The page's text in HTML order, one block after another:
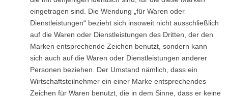
eingetragen sind. Die Wendung „für Waren oder
Dienstleistungen“ bezieht sich insoweit nicht ausschließlich
auf die Waren oder Dienstleistungen des Dritten, der den
Marken entsprechende Zeichen benutzt, sondern kann
sich auch auf die Waren oder Dienstleistungen anderer
Personen beziehen. Der Umstand nämlich, dass ein
Wirtschaftsteilnehmer ein einer Marke entsprechendes
Zeichen für Waren benutzt, die in dem Sinne, dass er keine